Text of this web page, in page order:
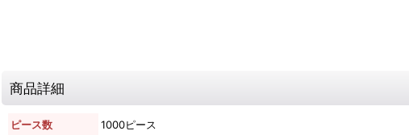
商品詳細
ピース数 1000ピース